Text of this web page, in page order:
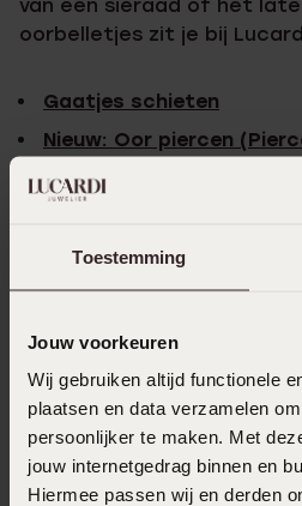
Toestemming
Jouw voorkeuren
Wij gebruiken altijd functionele
plaatsen en data verzamelen
persoonlijker te maken. Met
jouw internetgedrag binnen en
Hiermee passen wij en derden
van een sieraad of het
oorbelletjes zit je bij
Gaatjes schieten
Nieuw: Oor piercen
Bekijk deze winkel
Bekijk hieronder onze
precies zitten.